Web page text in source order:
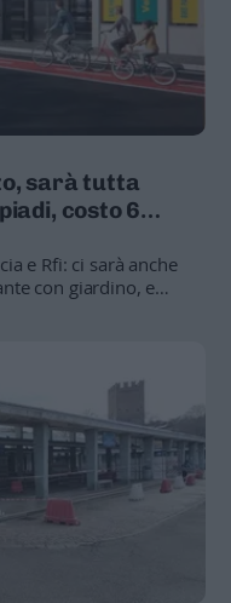
sarà tutta
costo 6
e Rfi: ci sarà anche
con giardino, e